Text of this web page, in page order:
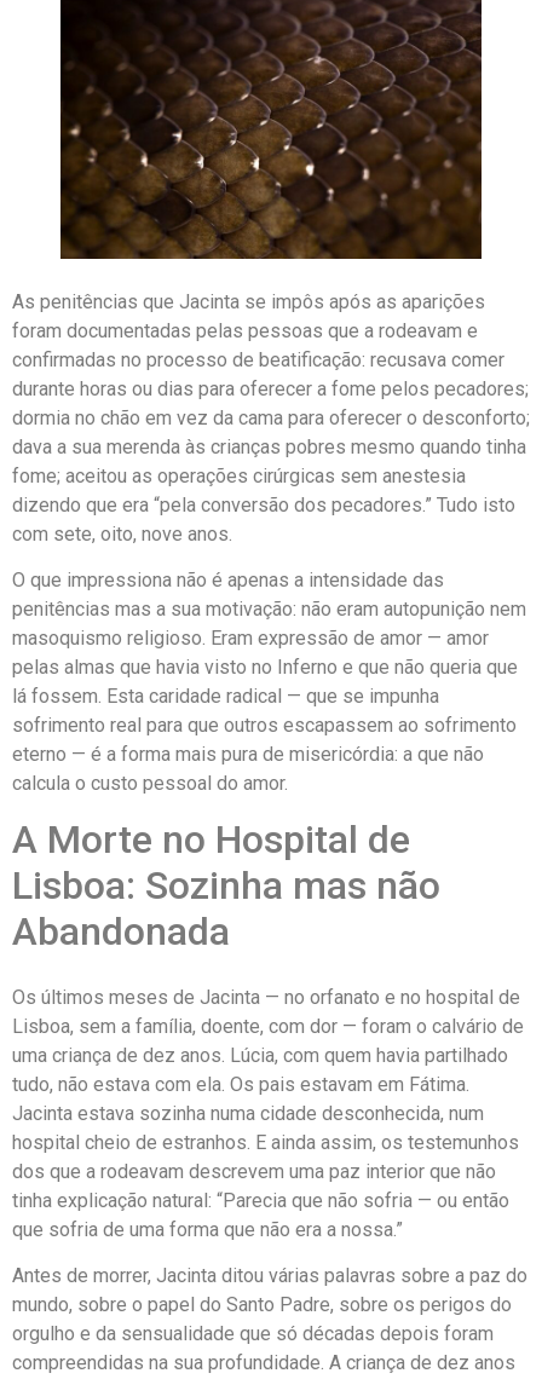
As penitências que Jacinta se impôs após as aparições
foram documentadas pelas pessoas que a rodeavam e
confirmadas no processo de beatificação: recusava comer
durante horas ou dias para oferecer a fome pelos pecadores;
dormia no chão em vez da cama para oferecer o desconforto;
dava a sua merenda às crianças pobres mesmo quando tinha
fome; aceitou as operações cirúrgicas sem anestesia
dizendo que era “pela conversão dos pecadores.” Tudo isto
com sete, oito, nove anos.
O que impressiona não é apenas a intensidade das
penitências mas a sua motivação: não eram autopunição nem
masoquismo religioso. Eram expressão de amor — amor
pelas almas que havia visto no Inferno e que não queria que
lá fossem. Esta caridade radical — que se impunha
sofrimento real para que outros escapassem ao sofrimento
eterno — é a forma mais pura de misericórdia: a que não
calcula o custo pessoal do amor.
A Morte no Hospital de
Lisboa: Sozinha mas não
Abandonada
Os últimos meses de Jacinta — no orfanato e no hospital de
Lisboa, sem a família, doente, com dor — foram o calvário de
uma criança de dez anos. Lúcia, com quem havia partilhado
tudo, não estava com ela. Os pais estavam em Fátima.
Jacinta estava sozinha numa cidade desconhecida, num
hospital cheio de estranhos. E ainda assim, os testemunhos
dos que a rodeavam descrevem uma paz interior que não
tinha explicação natural: “Parecia que não sofria — ou então
que sofria de uma forma que não era a nossa.”
Antes de morrer, Jacinta ditou várias palavras sobre a paz do
mundo, sobre o papel do Santo Padre, sobre os perigos do
orgulho e da sensualidade que só décadas depois foram
compreendidas na sua profundidade. A criança de dez anos